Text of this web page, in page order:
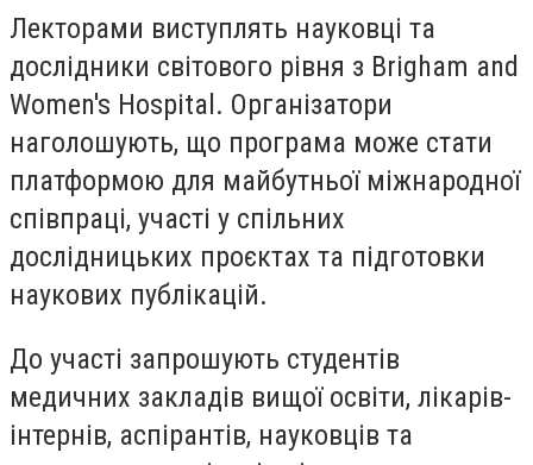
Лекторами виступлять науковці та
дослідники світового рівня з Brigham and
Women's Hospital. Організатори
наголошують, що програма може стати
платформою для майбутньої міжнародної
співпраці, участі у спільних
дослідницьких проєктах та підготовки
наукових публікацій.
До участі запрошують студентів
медичних закладів вищої освіти, лікарів-
інтернів, аспірантів, науковців та